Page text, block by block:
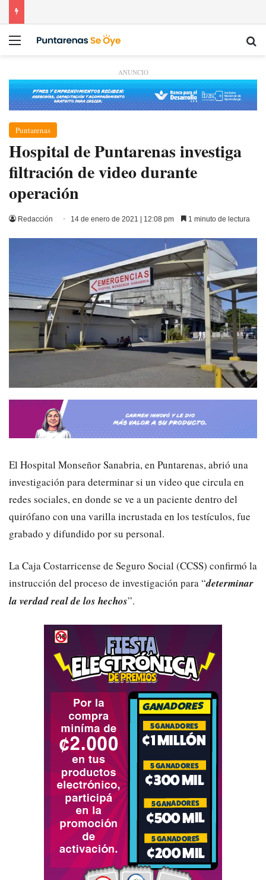
Menú
ANUNCIO
Puntarenas
Hospital de Puntarenas investiga
filtración de video durante
operación
Redacción 14 de enero de 2021 | 12:08 pm 1 minuto de lectura
El Hospital Monseñor Sanabria, en Puntarenas, abrió una
investigación para determinar si un video que circula en
redes sociales, en donde se ve a un paciente dentro del
quirófano con una varilla incrustada en los testículos, fue
grabado y difundido por su personal.
La Caja Costarricense de Seguro Social (CCSS) confirmó la
instrucción del proceso de investigación para “determinar
la verdad real de los hechos”.